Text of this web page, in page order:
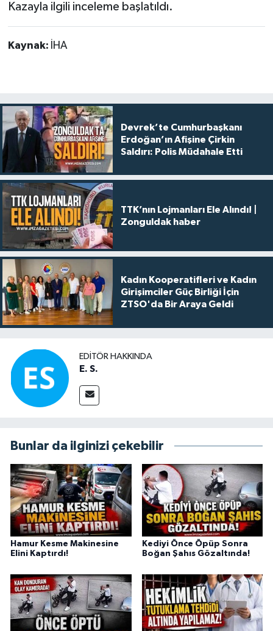
Kazayla ilgili inceleme başlatıldı.
Kaynak: İHA
Devrek’te Cumhurbaşkanı
Erdoğan’ın Afişine Çirkin
Saldırı: Polis Müdahale Etti
TTK’nın Lojmanları Ele Alındı! |
Zonguldak haber
Kadın Kooperatifleri ve Kadın
Girişimciler Güç Birliği İçin
ZTSO'da Bir Araya Geldi
EDITÖR HAKKINDA
E. S.
Bunlar da ilginizi çekebilir
Hamur Kesme Makinesine
Elini Kaptırdı!
Kediyi Önce Öpüp Sonra
Boğan Şahıs Gözaltında!